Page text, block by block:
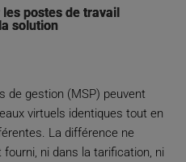
postes de travail
solution
de gestion (MSP) peuvent
virtuels identiques tout en
La différence ne
ni dans la tarification, ni